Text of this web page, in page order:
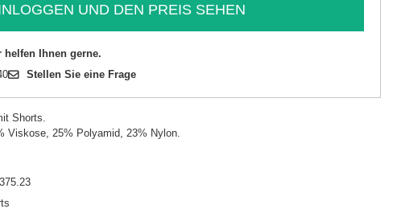
UND DEN PREIS SEHEN
helfen Ihnen gerne.
Stellen Sie eine Frage
Shorts.
Viskose, 25% Polyamid, 23% Nylon.